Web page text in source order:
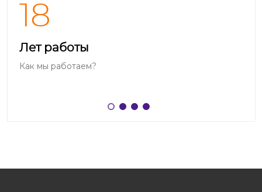
Как найти парт-номер на аккумуляторе
В цифро-буквенном виде наносится в центральной
части лицевой стороны аккумулятора радиотелефона
Philips (например, «SJB4152»).
18
Лет работы
Как мы работаем?